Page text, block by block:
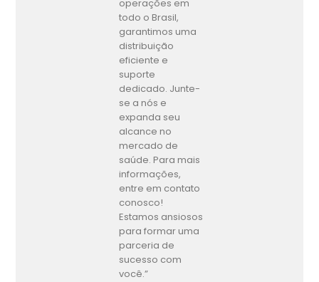
operações em
todo o Brasil,
garantimos uma
distribuição
eficiente e
suporte
dedicado. Junte-
se a nós e
expanda seu
alcance no
mercado de
saúde. Para mais
informações,
entre em contato
conosco!
Estamos ansiosos
para formar uma
parceria de
sucesso com
você.”